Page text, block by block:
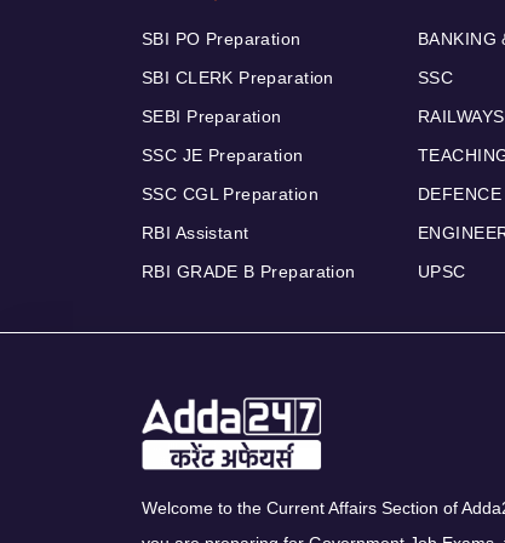
SBI PO Preparation
SBI CLERK Preparation
SEBI Preparation
SSC JE Preparation
SSC CGL Preparation
RBI Assistant
RBI GRADE B Preparation
BANKING
SSC
RAILWAYS
DEFENCE
UPSC
Welcome to the Current Affairs Section of